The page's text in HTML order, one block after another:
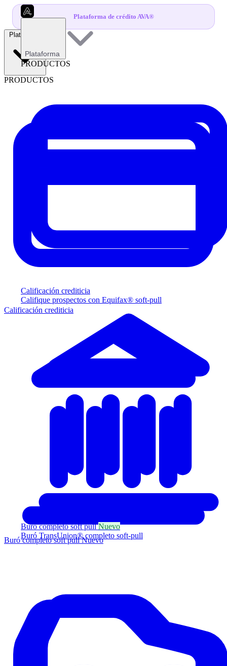
Plataforma de crédito AVA®
Plataforma
PRODUCTOS
Calificación crediticia
Califique prospectos con Equifax® soft-pull
Buró completo soft pullNuevo
Buró TransUnion® completo soft-pull
Plataforma
PRODUCTOS
Calificación crediticia
Buró completo soft pullNuevo